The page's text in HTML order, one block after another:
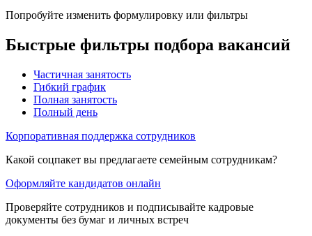
Попробуйте изменить формулировку или фильтры
Быстрые фильтры подбора вакансий
Частичная занятость
Гибкий график
Полная занятость
Полный день
Корпоративная поддержка сотрудников
Какой соцпакет вы предлагаете семейным сотрудникам?
Оформляйте кандидатов онлайн
Проверяйте сотрудников и подписывайте кадровые
документы без бумаг и личных встреч